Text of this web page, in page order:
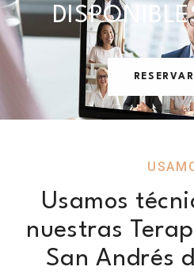
RESERVAR
Usamos
nuestras
San Andrés